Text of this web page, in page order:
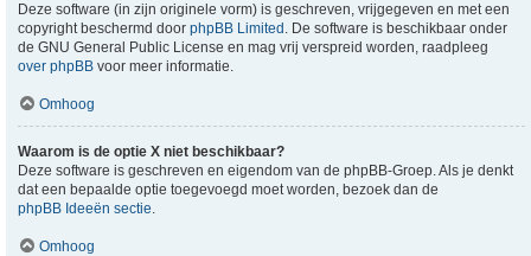
Deze software (in zijn originele vorm) is geschreven, vrijgegeven en met een
copyright beschermd door phpBB Limited . De software is beschikbaar onder
de GNU General Public License en mag vrij verspreid worden, raadpleeg
over phpBB voor meer informatie.
Omhoog
Waarom is de optie X niet beschikbaar?
Deze software is geschreven en eigendom van de phpBB-Groep. Als je denkt
dat een bepaalde optie toegevoegd moet worden, bezoek dan de
phpBB Ideeën sectie.
Omhoog